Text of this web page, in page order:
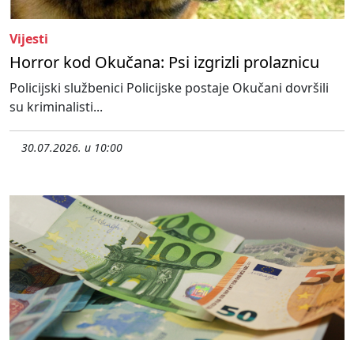
Vijesti
Horror kod Okučana: Psi izgrizli prolaznicu
Policijski službenici Policijske postaje Okučani dovršili
su kriminalisti...
30.07.2026. u 10:00